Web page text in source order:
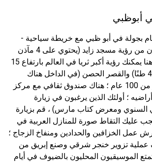
أبوظبي
بجولة في أبو ظبي مع خريطة سياحية -
سيتمكن المصطافون من رؤية مسجد زايد (يحتوي على 4 مآذن
بارتفاع 107 أمتار ؛ هنا يمكنك رؤية أكبر ثريا في العالم بارتفاع 15
مترًا وسجادة تزن 47 طنًا) والقصر الحصن (في الداخل هناك
تفاصيل عمرها أكثر من 100 عام ؛ هناك صندوق ثقافي مع مركز
؛ أولئك الذين يرغبون في زيارة
السنوي ومعرض كتاب مارس) ، قم بزيارة
عليك التقاط صورة للمنازل العربية في
عمل الخزافين والحدادين ومنفاخ الزجاج ؛
تزوير خنجر شرقي وصنع إبريق من
الموسيقيون المحليون بالضيوف في أيام